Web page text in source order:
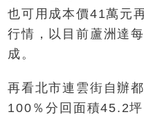
也可用成本價41萬元
行情，以目前蘆洲達
成。
再看北市連雲街自辦
100％分回面積45.2坪